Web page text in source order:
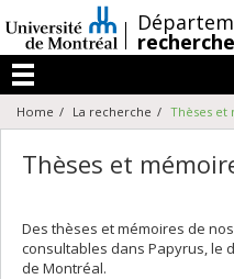
au
contenu
/
Menu
Home La recherche Thèses et
Thèses et
Des thèses et mémoires de
consultables dans Papyrus, le
de Montréal.